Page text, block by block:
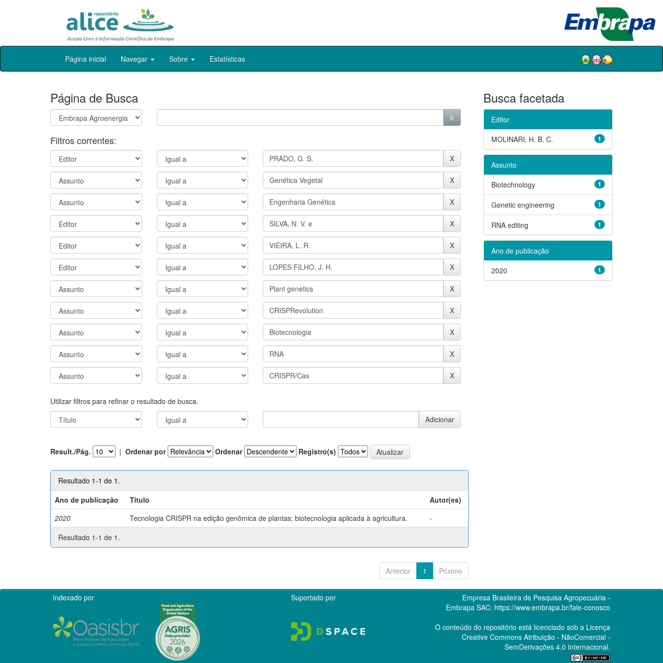
Skip
Página inicial Navegar Sobre Estatísticas
Página de Busca
Filtros correntes:
Utilizar filtros para refinar o resultado de busca.
Result./Pág. | Ordenar por Ordenar Registro(s)
Resultado 1-1 de 1.
Ano de publicação
Título
Autor(es)
2020
Tecnologia CRISPR na edição genômica de plantas: biotecnologia aplicada à agricultura.
-
Resultado 1-1 de 1.
Anterior 1 Póximo
Busca facetada
Editor
1
MOLINARI, H. B. C.
Assunto
1
Biotechnology
1
Genetic engineering
1
RNA editing
Ano de publicação
1
2020
Indexado por Suportado por
Empresa Brasileira de Pesquisa Agropecuária -
Embrapa SAC: https://www.embrapa.br/fale-conosco
O conteúdo do repositório está licenciado sob a Licença
Creative CommonsAtribuição - NãoComercial -
SemDerivações 4.0 Internacional.